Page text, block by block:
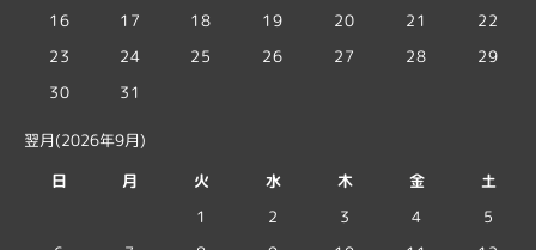
16
17 18 19 20 21
22
23
24 25 26 27 28
29
30
31
翌月(2026年9月)
日
月 火 水 木 金
土
1
2 3 4
5